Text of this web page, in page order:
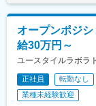
オープンポジ
給30万円～
ユースタイルラボラ
正社員 転勤なし
業種未経験歓迎